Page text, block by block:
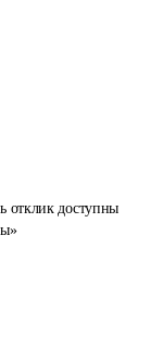
отклик доступны